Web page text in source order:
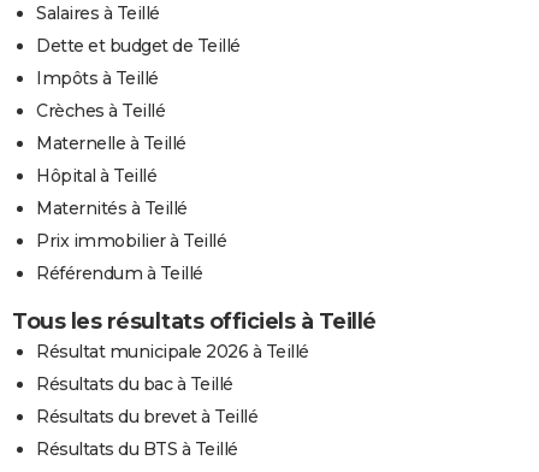
Salaires à Teillé
Dette et budget de Teillé
Impôts à Teillé
Crèches à Teillé
Maternelle à Teillé
Hôpital à Teillé
Maternités à Teillé
Prix immobilier à Teillé
Référendum à Teillé
Tous les résultats officiels à Teillé
Résultat municipale 2026 à Teillé
Résultats du bac à Teillé
Résultats du brevet à Teillé
Résultats du BTS à Teillé